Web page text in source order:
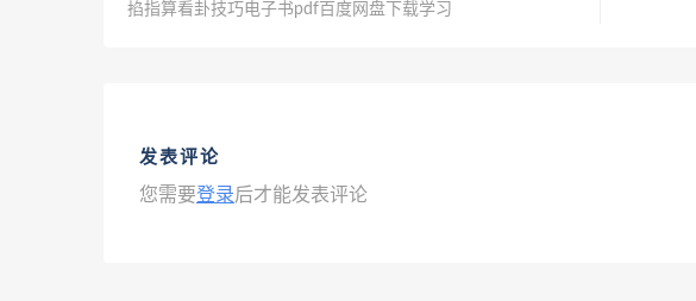
掐指算看卦技巧电子书pdf百度网盘下载学习
发表评论
您需要登录后才能发表评论